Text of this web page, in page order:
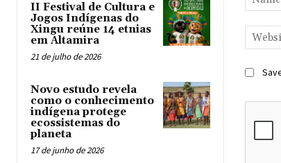
II Festival de Cultura e
Jogos Indígenas do
Xingu reúne 14 etnias
em Altamira
21 de julho de 2026
Novo estudo revela
como o conhecimento
indígena protege
ecossistemas do
planeta
17 de junho de 2026